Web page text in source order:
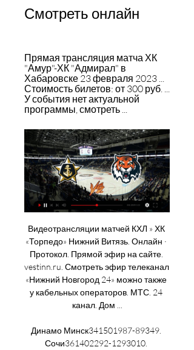
Смотреть онлайн
Прямая трансляция матча ХК
"Амур"-ХК "Адмирал" в
Хабаровске 23 февраля 2023 ...
Стоимость билетов: от 300 руб. ...
У события нет актуальной
программы, смотреть ...
Видеотрансляции матчей КХЛ » ХК
«Торпедо» Нижний Витязь. Онлайн ·
Протокол. Прямой эфир на сайте.
vestinn.ru. Смотреть эфир телеканал
«Нижний Новгород 24» можно также
у кабельных операторов. МТС. 24
канал. Дом ...
Динамо Минск341501987-89349.
Сочи361402292-1293010.